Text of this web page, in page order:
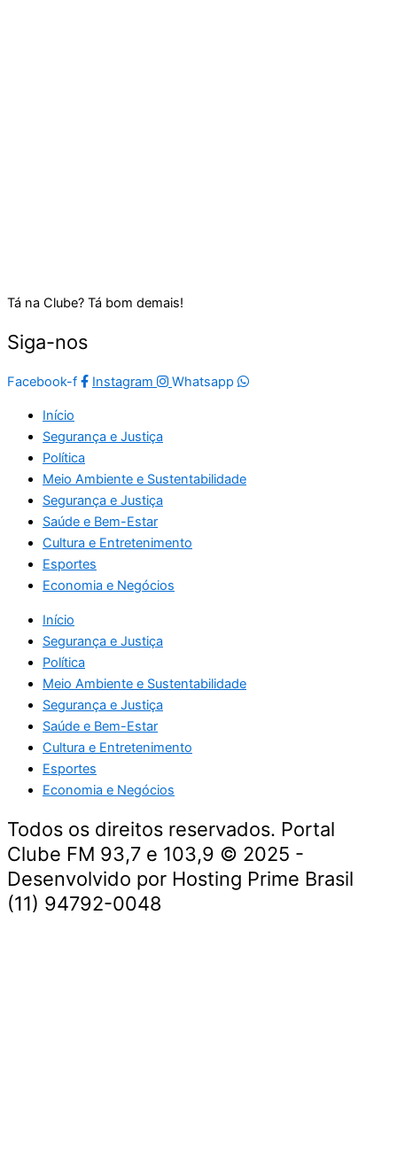
Tá na Clube? Tá bom demais!
Siga-nos
Facebook-f Instagram Whatsapp
Início
Segurança e Justiça
Política
Meio Ambiente e Sustentabilidade
Segurança e Justiça
Saúde e Bem-Estar
Cultura e Entretenimento
Esportes
Economia e Negócios
Início
Segurança e Justiça
Política
Meio Ambiente e Sustentabilidade
Segurança e Justiça
Saúde e Bem-Estar
Cultura e Entretenimento
Esportes
Economia e Negócios
Todos os direitos reservados. Portal
Clube FM 93,7 e 103,9 © 2025 -
Desenvolvido por Hosting Prime Brasil
(11) 94792-0048